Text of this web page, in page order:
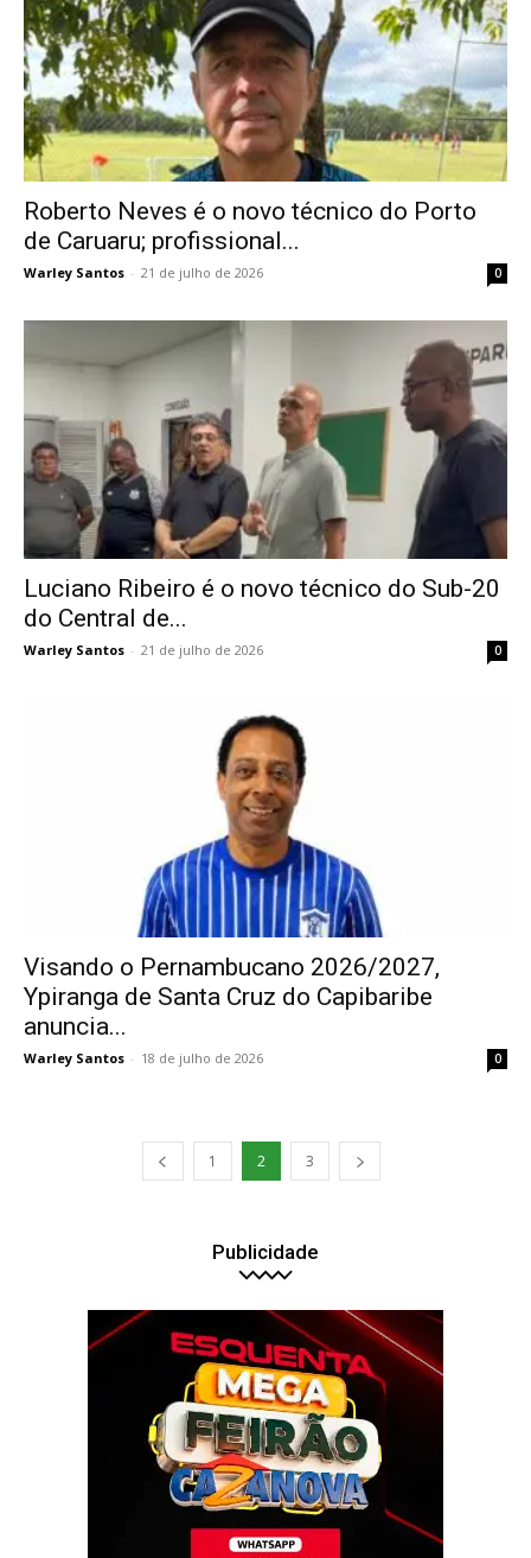
Roberto Neves é o novo técnico do Porto
de Caruaru; profissional...
Warley Santos - 21 de julho de 2026 0
Luciano Ribeiro é o novo técnico do Sub-20
do Central de...
Warley Santos - 21 de julho de 2026 0
Visando o Pernambucano 2026/2027,
Ypiranga de Santa Cruz do Capibaribe
anuncia...
Warley Santos - 18 de julho de 2026 0
1 2 3
Publicidade